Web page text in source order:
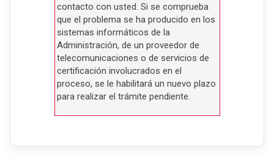
contacto con usted. Si se comprueba
que el problema se ha producido en los
sistemas informáticos de la
Administración, de un proveedor de
telecomunicaciones o de servicios de
certificación involucrados en el
proceso, se le habilitará un nuevo plazo
para realizar el trámite pendiente.